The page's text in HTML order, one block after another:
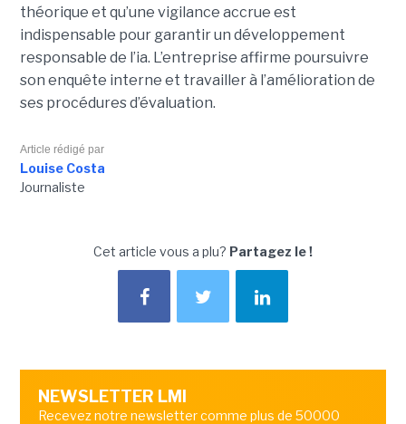
théorique et qu’une vigilance accrue est
indispensable pour garantir un développement
responsable de l’ia. L’entreprise affirme poursuivre
son enquête interne et travailler à l’amélioration de
ses procédures d’évaluation.
Article rédigé par
Louise Costa
Journaliste
Cet article vous a plu? Partagez le !
NEWSLETTER LMI
Recevez notre newsletter comme plus de 50000